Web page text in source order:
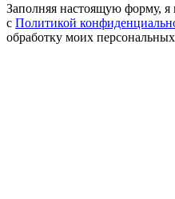
Заполняя настоящую форму, я
с Политикой
обработку моих